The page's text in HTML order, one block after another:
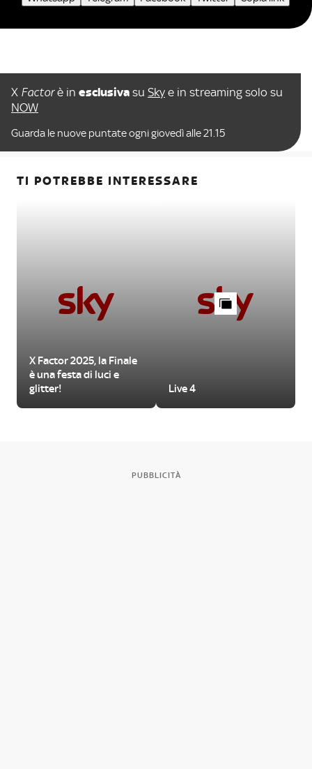
X Factorè in esclusiva su Sky e in streaming solo su
NOW
Guarda le nuove puntate ogni giovedì alle 21.15
TI POTREBBE INTERESSARE
X Factor 2025, la Finale
è una festa di luci e
glitter!
Live 4
PUBBLICITÀ